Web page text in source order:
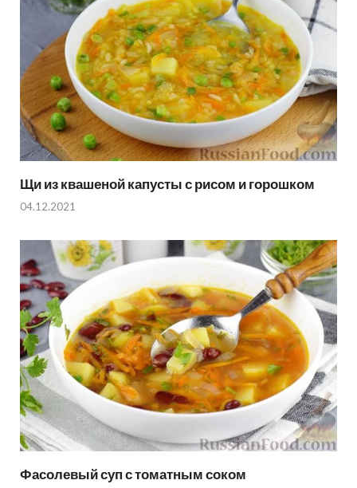
Щи из квашеной капусты с рисом и горошком
04.12.2021
Фасолевый суп с томатным соком